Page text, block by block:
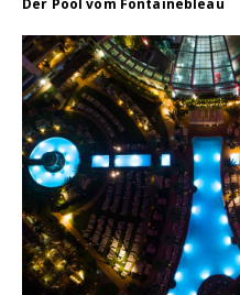
Der Pool vom Fontainebleau